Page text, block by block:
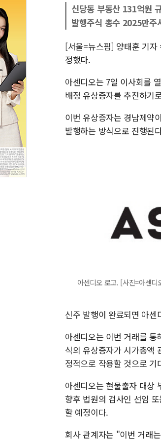
신당동 부동산 131억원
발행주식 총수 2025만
[서울=뉴스핌] 양태훈 기자
정했다.
아센디오는 7일 이사회를
배정 유상증자를 추진하기
이번 유상증자는 경남제약
발행하는 방식으로 진행된
아센디오 로고. [사진=아센디
신주 발행이 완료되면 아
아센디오는 이번 거래를
식의 유상증자가 시가총액
정적으로 작용할 것으로 기
아센디오는 현물출자 대상
향후 법원의 검사인 선임
할 예정이다.
회사 관계자는 "이번 거래